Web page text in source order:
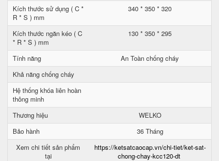
Kích thước sử dụng ( C *
R * S ) mm
340 * 350 * 320
Kích thước ngăn kéo ( C
* R * S ) mm
130 * 350 * 295
Tính năng
An Toàn chống cháy
Khả năng chống cháy
Hệ thống khóa liên hoàn
thông minh
Thương hiệu
WELKO
Bảo hành
36 Tháng
Xem chi tiết sản phẩm
tại
https://ketsatcaocap.vn/chi-tiet/ket-sat-
chong-chay-kcc120-dt